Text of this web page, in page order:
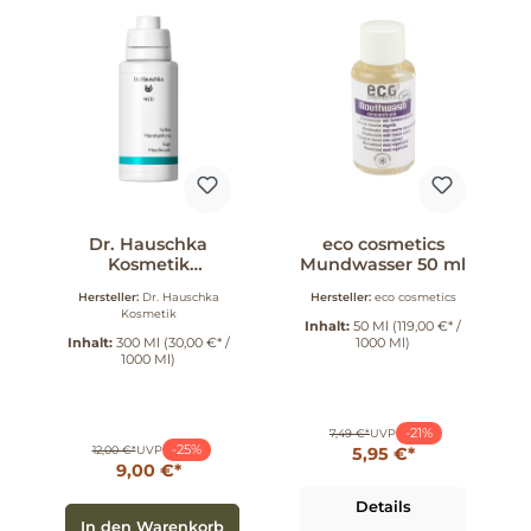
Dr. Hauschka
Kosmetik
Salbei 300 ml
Hersteller: Dr. Hauschka
Kosmetik
Inhalt: 300 Ml (30,00 €* /
1000 Ml)
12,00 €*UVP -25%
9,00 €*
In den Warenkorb
eco cosmetics
Mundwasser 50 ml
Hersteller: eco cosmetics
Inhalt: 50 Ml (119,00 €* /
1000 Ml)
7,49 €*UVP -21%
5,95 €*
Details